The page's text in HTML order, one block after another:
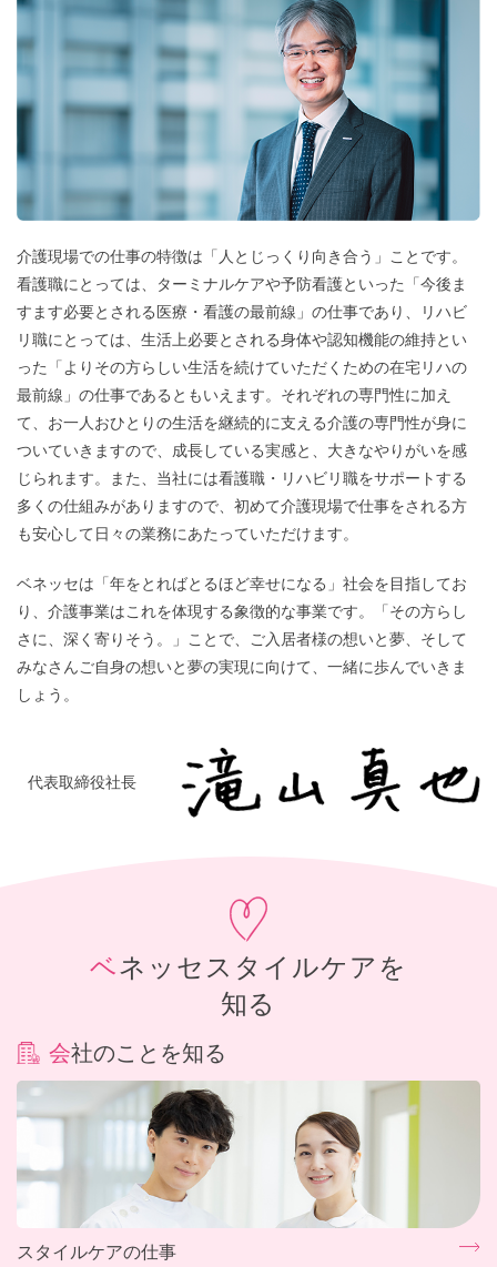
介護現場での仕事の特徴は「人とじっくり向き合う」ことです。
看護職にとっては、ターミナルケアや予防看護といった「今後ま
すます必要とされる医療・看護の最前線」の仕事であり、リハビ
リ職にとっては、生活上必要とされる身体や認知機能の維持とい
った「よりその方らしい生活を続けていただくための在宅リハの
最前線」の仕事であるともいえます。それぞれの専門性に加え
て、お一人おひとりの生活を継続的に支える介護の専門性が身に
ついていきますので、成長している実感と、大きなやりがいを感
じられます。また、当社には看護職・リハビリ職をサポートする
多くの仕組みがありますので、初めて介護現場で仕事をされる方
も安心して日々の業務にあたっていただけます。
ベネッセは「年をとればとるほど幸せになる」社会を目指してお
り、介護事業はこれを体現する象徴的な事業です。「その方らし
さに、深く寄りそう。」ことで、ご入居者様の想いと夢、そして
みなさんご自身の想いと夢の実現に向けて、一緒に歩んでいきま
しょう。
代表取締役社長
ベネッセスタイルケアを
知る
会社のことを知る
スタイルケアの仕事